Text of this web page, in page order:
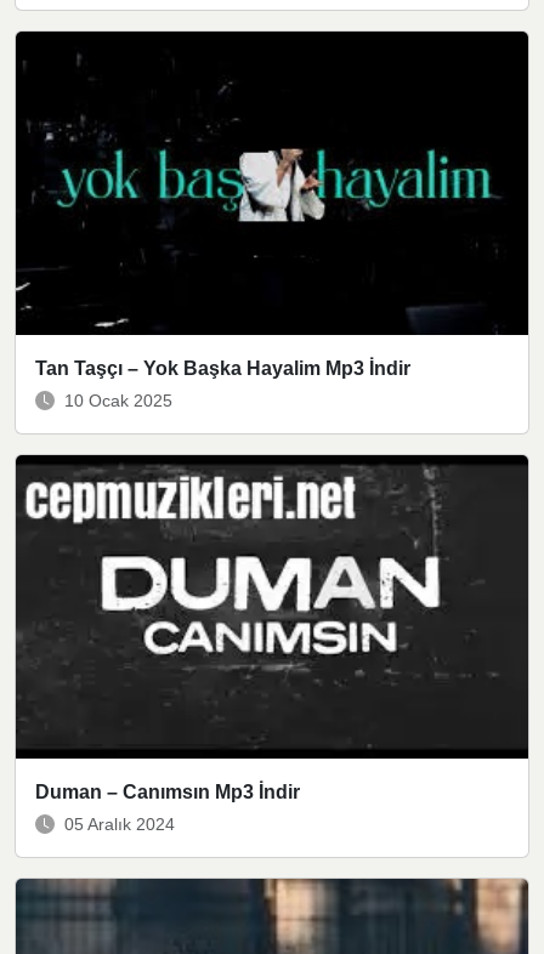
Tan Taşçı – Yok Başka Hayalim Mp3 İndir
10 Ocak 2025
Duman – Canımsın Mp3 İndir
05 Aralık 2024